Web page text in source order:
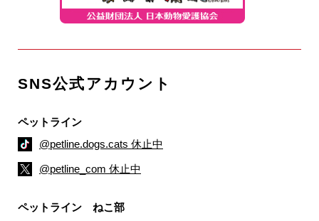
SNS公式アカウント
ペットライン
@petline.dogs.cats 休止中
@petline_com 休止中
ペットライン ねこ部